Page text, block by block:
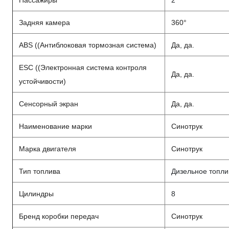
Задняя камера 360°
ABS ((Антиблоковая тормозная система) Да, да.
ESC ((Электронная система контроля
устойчивости)
Да, да.
Сенсорный экран Да, да.
Наименование марки Синотрук
Марка двигателя Синотрук
Тип топлива Дизельное
Цилиндры 8
Бренд коробки передач Синотрук